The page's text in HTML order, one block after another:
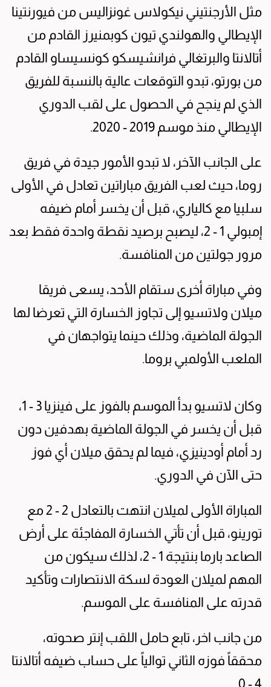
مثل الأرجنتيني نيكولاس غونزاليس من فيورنتينا
الإيطالي والهولندي تيون كوبمنيرز القادم من
أتالانتا والبرتغالي فرانشيسكو كونسيساو القادم
من بورتو، تبدو التوقعات عالية بالنسبة للفريق
الذي لم ينجح في الحصول على لقب الدوري
الإيطالي منذ موسم 2019 - 2020.
على الجانب الآخر، لا تبدو الأمور جيدة في فريق
روما، حيث لعب الفريق مباراتين تعادل في الأولى
سلبيا مع كالياري، قبل أن يخسر أمام ضيفه
إمبولي 1 - 2، ليصبح برصيد نقطة واحدة فقط بعد
مرور جولتين من المنافسة.
وفي مباراة أخرى ستقام الأحد، يسعى فريقا
ميلان ولاتسيو إلى تجاوز الخسارة التي تعرضا لها
الجولة الماضية، وذلك حينما يتواجهان في
الملعب الأولمبي بروما.
وكان لاتسيو بدأ الموسم بالفوز على فينزيا 3 - 1،
قبل أن يخسر في الجولة الماضية بهدفين دون
رد أمام أودينيزي، فيما لم يحقق ميلان أي فوز
حتى الآن في الدوري.
المباراة الأولى لميلان انتهت بالتعادل 2 - 2 مع
تورينو، قبل أن تأتي الخسارة المفاجئة على أرض
الصاعد بارما بنتيجة 1 - 2، لذلك سيكون من
المهم لميلان العودة لسكة الانتصارات وتأكيد
قدرته على المنافسة على الموسم.
من جانب اخر، تابع حامل اللقب إنتر صحوته،
محققاً فوزه الثاني توالياً على حساب ضيفه أتالانتا
4 - 0.